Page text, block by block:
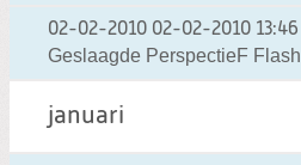
02-02-2010 02-02-2010 13:46
Geslaagde PerspectieF
januari